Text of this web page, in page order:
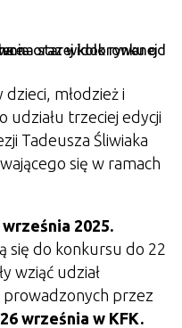
młodzież i
udziału trzeciej edycji
Tadeusza Śliwiaka
się w ramach
września 2025.
się do konkursu do 22
wziąć udział
prowadzonych przez
września w KFK.